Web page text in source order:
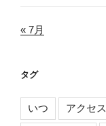
« 7月
タグ
いつ アクセス